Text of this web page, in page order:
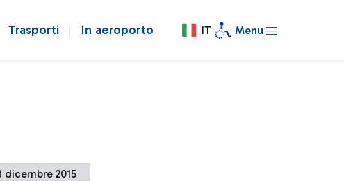
Trasporti In aeroporto IT Menu
dicembre 2015